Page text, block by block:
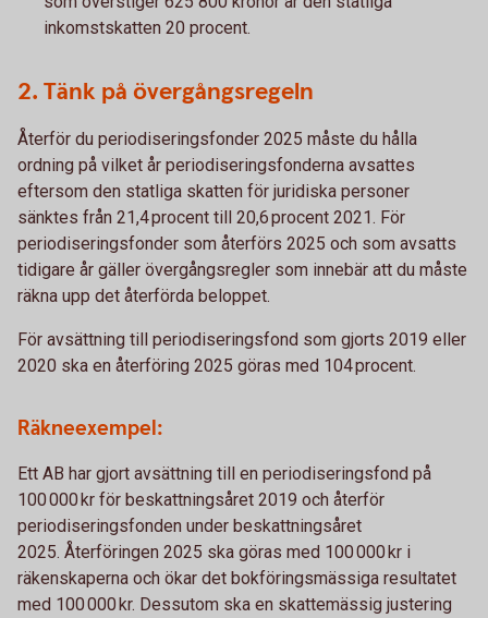
inkomstskatten 20 procent.
2. Tänk på övergångsregeln
Återför du periodiseringsfonder 2025 måste du hålla
ordning på vilket år periodiseringsfonderna avsattes
eftersom den statliga skatten för juridiska personer
sänktes från 21,4 procent till 20,6 procent 2021. För
periodiseringsfonder som återförs 2025 och som avsatts
tidigare år gäller övergångsregler som innebär att du måste
räkna upp det återförda beloppet.
För avsättning till periodiseringsfond som gjorts 2019 eller
2020 ska en återföring 2025 göras med 104 procent.
Räkneexempel:
Ett AB har gjort avsättning till en periodiseringsfond på
100 000 kr för beskattningsåret 2019 och återför
periodiseringsfonden under beskattningsåret
2025. Återföringen 2025 ska göras med 100 000 kr i
räkenskaperna och ökar det bokföringsmässiga resultatet
med 100 000 kr. Dessutom ska en skattemässig justering